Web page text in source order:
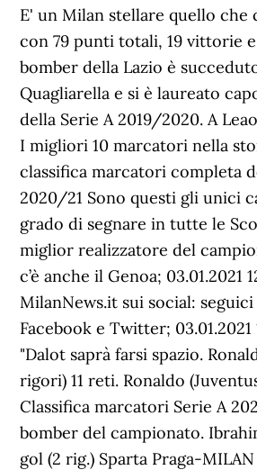
E' un Milan stellare quello che
con 79 punti totali, 19 vittorie
bomber della Lazio è
Quagliarella e si è laureato
della Serie A 2019/2020. A
I migliori 10 marcatori nella
classifica marcatori completa
2020/21 Sono questi gli unici
grado di segnare in tutte le
miglior realizzatore del
c’è anche il Genoa; 03.01.2021
MilanNews.it sui social:
Facebook e Twitter; 03.01.2021
"Dalot saprà farsi spazio.
rigori) 11 reti. Ronaldo
Classifica marcatori Serie A
bomber del campionato.
gol (2 rig.) Sparta Praga-